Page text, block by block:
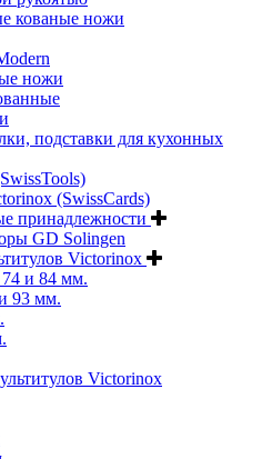
кованые ножи
ножи
подставки для кухонных
(SwissCards)
принадлежности
GD Solingen
Victorinox
и 84 мм.
93 мм.
Victorinox